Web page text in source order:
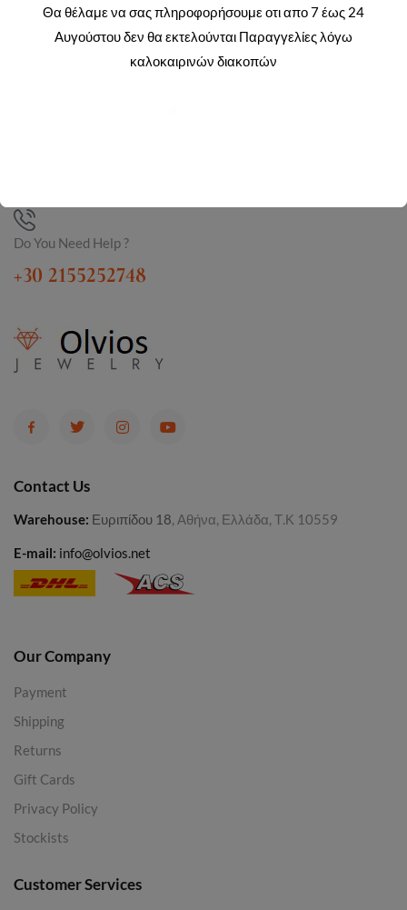
ΠΕΡΙΣΣΌΤΕΡΑ
Login to view prices
Y07070R
ΠΕΡΙΣΣΌΤΕΡΑ
Login to view prices
Y01500G
Do You Need Help ?
+30 2155252748
Contact Us
Warehouse: Ευριπίδου 18, Αθήνα, Ελλάδα, Τ.Κ 10559
E-mail: info@olvios.net
Our Company
Payment
Shipping
Returns
Gift Cards
Privacy Policy
Stockists
Customer Services
Θα θέλαμε να σας πληροφορήσουμε οτι απο 7 έως 24
Αυγούστου δεν θα εκτελούνται Παραγγελίες λόγω
καλοκαιρινών διακοπών